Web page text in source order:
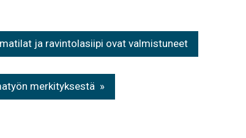
ja ravintolasiipi ovat valmistuneet
merkityksestä